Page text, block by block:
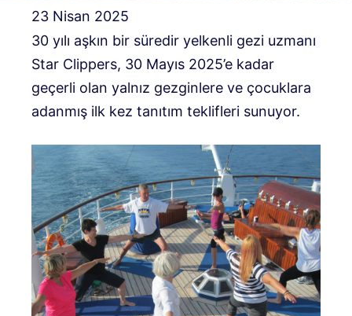
23 Nisan 2025
30 yılı aşkın bir süredir yelkenli gezi uzmanı
Star Clippers, 30 Mayıs 2025’e kadar
geçerli olan yalnız gezginlere ve çocuklara
adanmış ilk kez tanıtım teklifleri sunuyor.